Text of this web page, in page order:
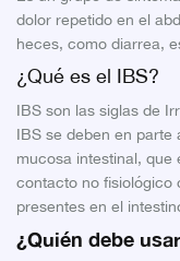
dolor repetido en el
heces, como diarrea,
¿Qué es el IBS?
IBS son las siglas de
IBS se deben en
mucosa intestinal,
contacto no fisiológico
presentes en el
¿Quién debe